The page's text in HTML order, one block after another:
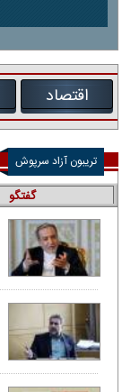
اقتصاد
تریبون آزاد سرپوش
گفتگو